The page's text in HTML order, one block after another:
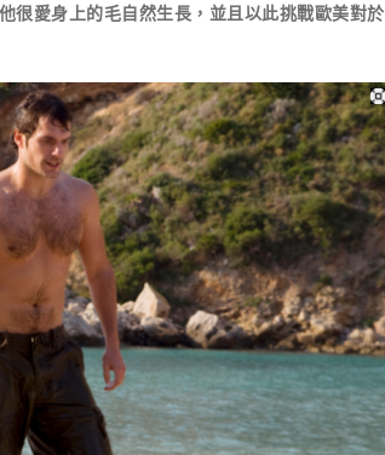
很愛身上的毛自然生長，並且以此挑戰歐美對於